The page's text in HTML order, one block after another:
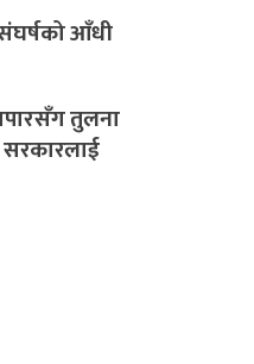
आँधी
तुलना
सरकारलाई